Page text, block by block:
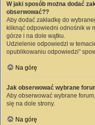
W jaki sposób można dodać
obserwować??
Aby dodać zakładkę do
kliknąć odpowiedni odnośnik w
górze i na dole wątku.
Udzielenie odpowiedzi w
opublikowaniu odpowiedzi”
Na górę
Jak obserwować wybrane
Aby obserwować wybrane
się na dole strony.
Na górę